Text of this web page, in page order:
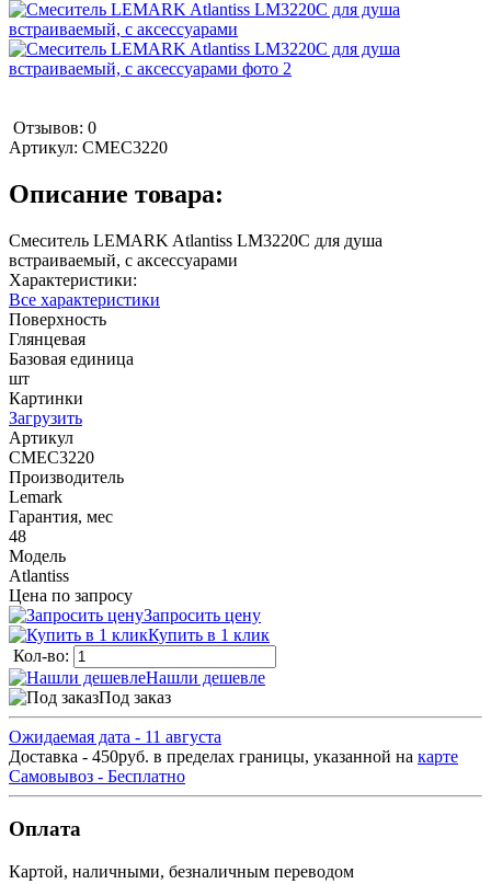
Отзывов: 0
Артикул: СМЕС3220
Описание товара:
Смеситель LEMARK Atlantiss LM3220C для душа
встраиваемый, с аксессуарами
Характеристики:
Все характеристики
Поверхность
Глянцевая
Базовая единица
шт
Картинки
Загрузить
Артикул
СМЕС3220
Производитель
Lemark
Гарантия, мес
48
Модель
Atlantiss
Цена по запросу
Запросить цену
Купить в 1 клик
Кол-во:
Нашли дешевле
Под заказ
Ожидаемая дата - 11 августа
Доставка - 450руб. в пределах границы, указанной на карте
Самовывоз - Бесплатно
Оплата
Картой, наличными, безналичным переводом